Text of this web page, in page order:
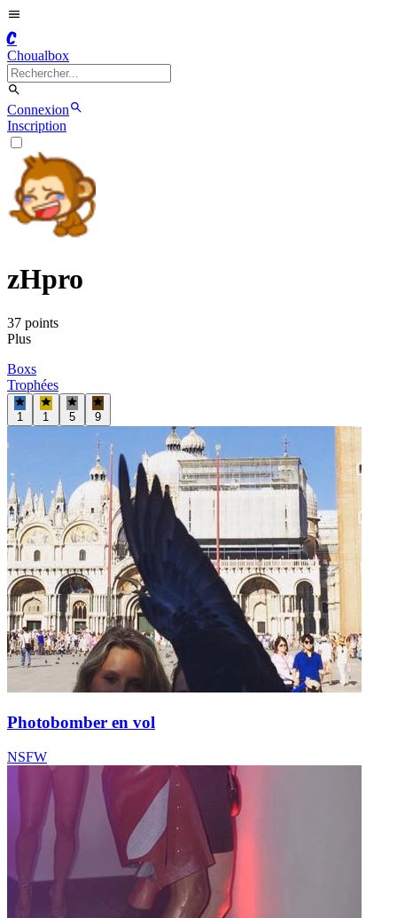
C
Choualbox
Connexion
Inscription
zHpro
37 points
Plus
Boxs
Trophées
1 1 5 9
Photobomber en vol
NSFW